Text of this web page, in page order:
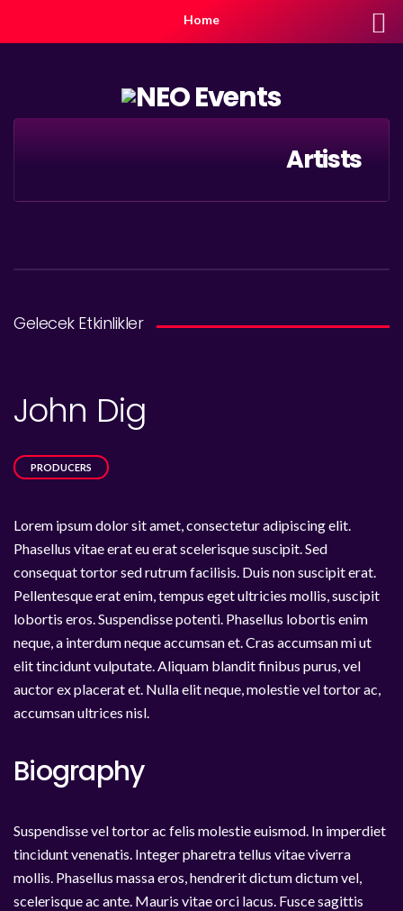
Home
Artists
Gelecek Etkinlikler
John Dig
PRODUCERS
Lorem ipsum dolor sit amet, consectetur adipiscing elit.
Phasellus vitae erat eu erat scelerisque suscipit. Sed
consequat tortor sed rutrum facilisis. Duis non suscipit erat.
Pellentesque erat enim, tempus eget ultricies mollis, suscipit
lobortis eros. Suspendisse potenti. Phasellus lobortis enim
neque, a interdum neque accumsan et. Cras accumsan mi ut
elit tincidunt vulputate. Aliquam blandit finibus purus, vel
auctor ex placerat et. Nulla elit neque, molestie vel tortor ac,
accumsan ultrices nisl.
Biography
Suspendisse vel tortor ac felis molestie euismod. In imperdiet
tincidunt venenatis. Integer pharetra tellus vitae viverra
mollis. Phasellus massa eros, hendrerit dictum dictum vel,
scelerisque ac ante. Mauris vitae orci lacus. Fusce sagittis